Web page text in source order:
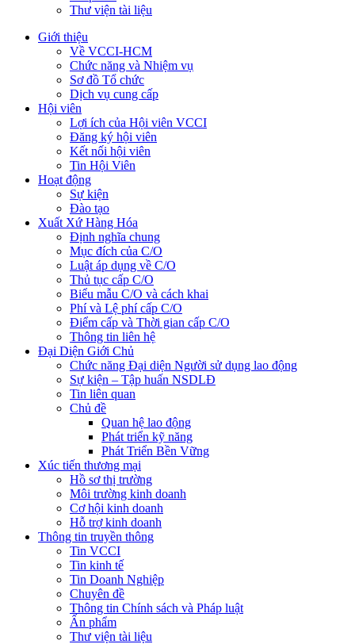
Thư viện tài liệu
Giới thiệu
Về VCCI-HCM
Chức năng và Nhiệm vụ
Sơ đồ Tổ chức
Dịch vụ cung cấp
Hội viên
Lợi ích của Hội viên VCCI
Đăng ký hội viên
Kết nối hội viên
Tin Hội Viên
Hoạt động
Sự kiện
Đào tạo
Xuất Xứ Hàng Hóa
Định nghĩa chung
Mục đích của C/O
Luật áp dụng về C/O
Thủ tục cấp C/O
Biểu mẫu C/O và cách khai
Phí và Lệ phí cấp C/O
Điểm cấp và Thời gian cấp C/O
Thông tin liên hệ
Đại Diện Giới Chủ
Chức năng Đại diện Người sử dụng lao động
Sự kiện – Tập huấn NSDLĐ
Tin liên quan
Chủ đề
Quan hệ lao động
Phát triển kỹ năng
Phát Triển Bền Vững
Xúc tiến thương mại
Hồ sơ thị trường
Môi trường kinh doanh
Cơ hội kinh doanh
Hỗ trợ kinh doanh
Thông tin truyền thông
Tin VCCI
Tin kinh tế
Tin Doanh Nghiệp
Chuyên đề
Thông tin Chính sách và Pháp luật
Ấn phẩm
Thư viện tài liệu